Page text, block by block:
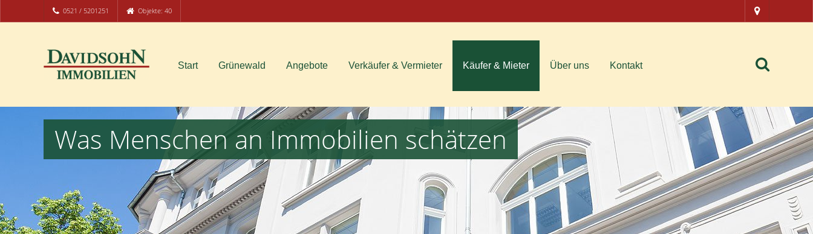
0521 / 5201251 Objekte: 40
Start Grünewald Angebote Verkäufer & Vermieter Käufer & Mieter Über uns Kontakt
Was Menschen an Immobilien schätzen